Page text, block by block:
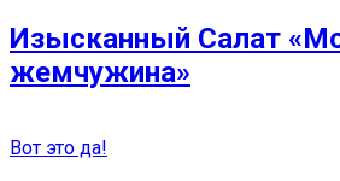
Изысканный Салат
жемчужина»
Вот это да!